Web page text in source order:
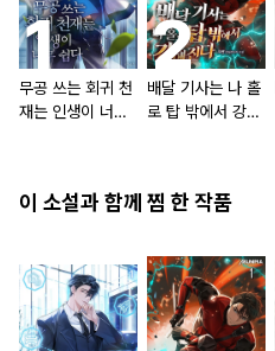
무공 쓰는 회귀 천
재는 인생이 너무
배달 기사는 나 홀
로 탑 밖에서 강해
이 소설과 함께 찜 한 작품